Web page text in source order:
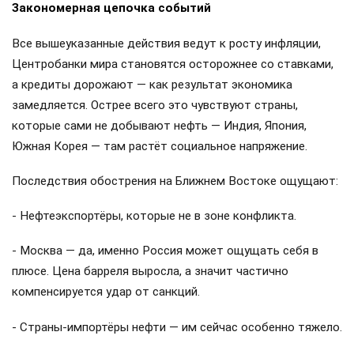
Закономерная цепочка событий
Все вышеуказанные действия ведут к росту инфляции,
Центробанки мира становятся осторожнее со ставками,
а кредиты дорожают — как результат экономика
замедляется. Острее всего это чувствуют страны,
которые сами не добывают нефть — Индия, Япония,
Южная Корея — там растёт социальное напряжение.
Последствия обострения на Ближнем Востоке ощущают:
- Нефтеэкспортёры, которые не в зоне конфликта.
- Москва — да, именно Россия может ощущать себя в
плюсе. Цена барреля выросла, а значит частично
компенсируется удар от санкций.
- Страны-импортёры нефти — им сейчас особенно тяжело.